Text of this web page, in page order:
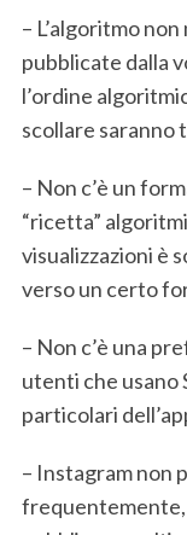
– L’algoritmo
pubblicate dalla
l’ordine
scollare saranno
– Non c’è un
“ricetta”
visualizzazioni è
verso un certo
– Non c’è una
utenti che usano
particolari
– Instagram non
frequentemente,
S
e
r
c
f
o
r